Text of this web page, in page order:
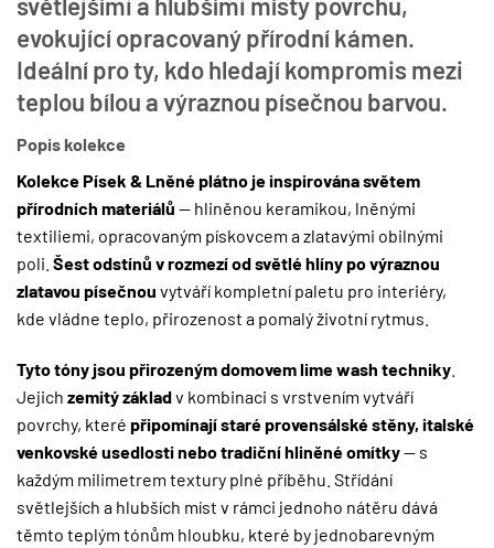
evokující opracovaný přírodní kámen.
Ideální pro ty, kdo hledají kompromis mezi
teplou bílou a výraznou písečnou barvou.
Popis kolekce
Kolekce Písek & Lněné plátno je inspirována světem
přírodních materiálů — hliněnou keramikou, lněnými
textiliemi, opracovaným pískovcem a zlatavými obilnými
poli. Šest odstínů v rozmezí od světlé hlíny po výraznou
zlatavou písečnou vytváří kompletní paletu pro interiéry,
kde vládne teplo, přirozenost a pomalý životní rytmus.
Tyto tóny jsou přirozeným domovem lime wash techniky
Jejich zemitý základv kombinaci s vrstvením vytváří
povrchy, které připomínají staré provensálské stěny, italské
venkovské usedlosti nebo tradiční hliněné omítky— s
každým milimetrem textury plné příběhu. Střídání
světlejších a hlubších míst v rámci jednoho nátěru dává
těmto teplým tónům hloubku, které by jednobarevným